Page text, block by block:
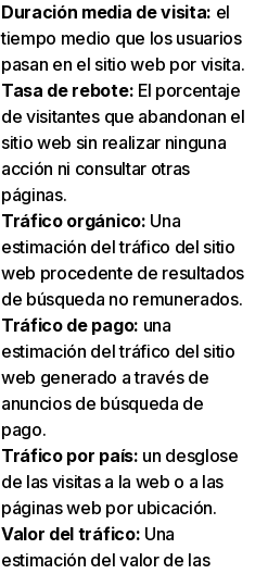
Duración media de visita: el
tiempo medio que los usuarios
pasan en el sitio web por visita.
Tasa de rebote: El porcentaje
de visitantes que abandonan el
sitio web sin realizar ninguna
acción ni consultar otras
páginas.
Tráfico orgánico: Una
estimación del tráfico del sitio
web procedente de resultados
de búsqueda no remunerados.
Tráfico de pago: una
estimación del tráfico del sitio
web generado a través de
anuncios de búsqueda de
pago.
Tráfico por país: un desglose
de las visitas a la web o a las
páginas web por ubicación.
Valor del tráfico: Una
estimación del valor de las